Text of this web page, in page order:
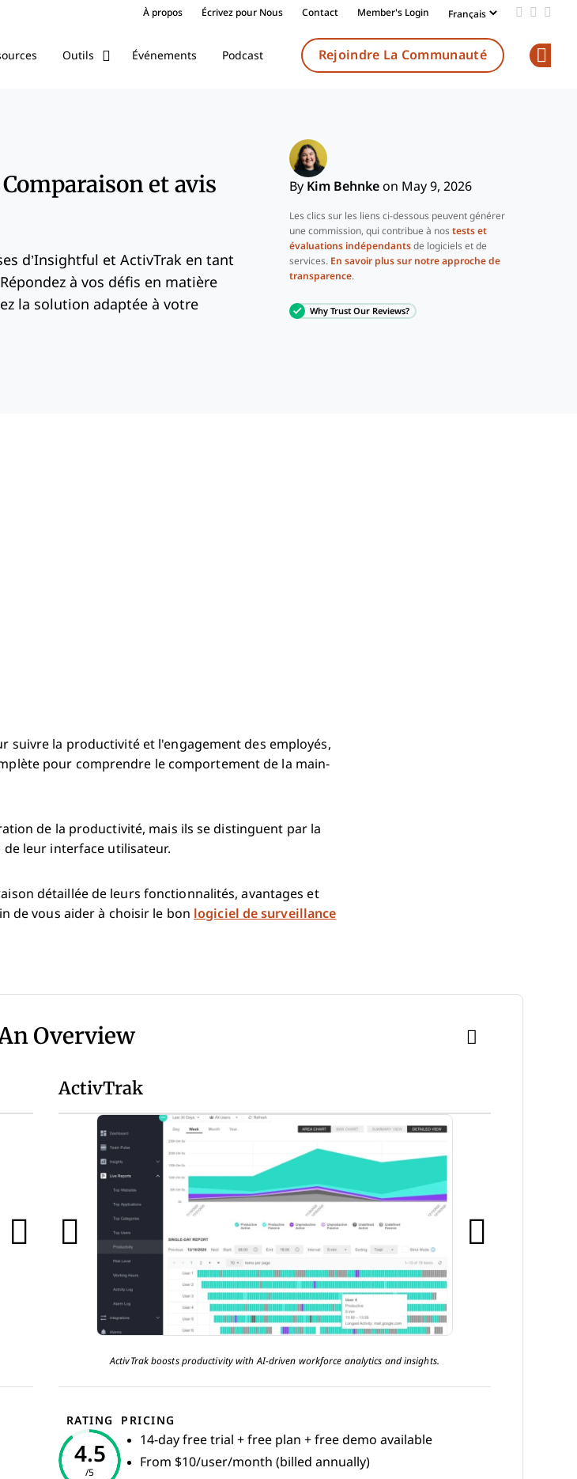
À propos Écrivez pour Nous Contact Member's Login Add us
Follow
Outils Événements Podcast Rejoindre La Communauté
et avis
d’Insightful et ActivTrak en tant
à vos défis en matière
la solution adaptée à votre
By Kim Behnke on May 9, 2026
Les clics sur les liens ci-dessous peuvent générer
une commission, qui contribue à nos tests et
évaluations indépendants de logiciels et de
services. En savoir plus sur notre approche de
transparence.
Why Trust Our Reviews?
la productivité et l'engagement des employés,
pour comprendre le comportement de la main-
de la productivité, mais ils se distinguent par la
leur interface utilisateur.
détaillée de leurs fonctionnalités, avantages et
de vous aider à choisir le bon logiciel de surveillance
Overview
ActivTrak
ActivTrak boosts productivity with AI-driven workforce analytics and insights.
RATING
4.5
/5
PRICING
14-day free trial + free plan + free demo available
From $10/user/month (billed annually)